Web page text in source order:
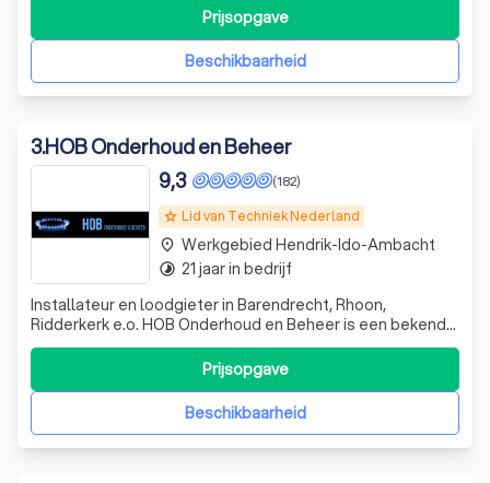
ons succes aan onze trouwe klantenkring en zijn trots op
de goede relaties. We zetten ons volledig in voor onze
Beschikbaarheid
Prijsopgave
3.HOB Onderhoud en Beheer
grade Lid van Techniek Nederland
(182)
9,3
Installateur en loodgieter in Barendrecht, Rhoon,
Ridderkerk e.o. HOB Onderhoud en Beheer is een bekend
bedrijf in Barendrecht, Rhoon, Ridderkerk, Rotterdam,
Spijkenisse en omstreken waar wij al jaren actief zijn in de
verwarmings- en loodgietersbranche. Onze installateurs
en loodgieters installerenBeschikbaarheid
Prijsopgave
place Werkgebied Hendrik-Ido-Ambacht
timelapse 21 jaar in bedrijf